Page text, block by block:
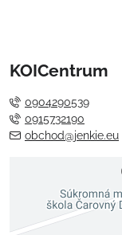
KOICentrum
0904290539
0915732190
obchod@jenkie.eu
Externý